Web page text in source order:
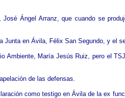
Ángel Arranz, que cuando se
en Ávila, Félix San Segundo, y el
María Jesús Ruiz, pero el
de las defensas.
como testigo en Ávila de la ex